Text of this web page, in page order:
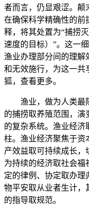
者而言，仍显艰涩。颠
在确保科学精确性的前
释，将其处置为“捕捞
速度的目标）”。这一
渔业办理部分间的理解
和无效施行，为这一共
狐，查看更多。
渔业，做为人类最
的捕捞取养殖范围，演
的复杂系统。渔业经济
柱。渔业经济聚焦于资
产效益取可持续成长
为持续的经济取社会福
定的律例、协定取办
物平安取从业者生计，
的指导取规范。